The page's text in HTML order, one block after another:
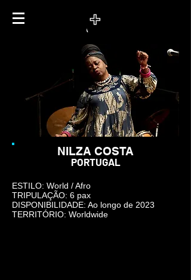
PORTUGAL
NILZA COSTA
ESTILO: World / Afro
TRIPULAÇÃO: 6 pax
DISPONIBILIDADE: Ao longo de 2023
TERRITÓRIO: Worldwide